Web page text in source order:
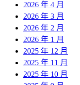
2026 年 4 月
2026 年 3 月
2026 年 2 月
2026 年 1 月
2025 年 12 月
2025 年 11 月
2025 年 10 月